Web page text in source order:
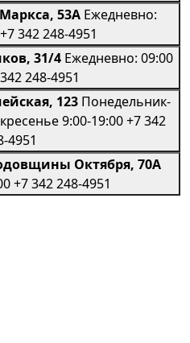
53А Ежедневно:
+7 342 248-4951
31/4 Ежедневно: 09:00
248-4951
123Понедельник-
9:00-19:00+7 342
4951
Октября, 70А
+7 342 248-4951